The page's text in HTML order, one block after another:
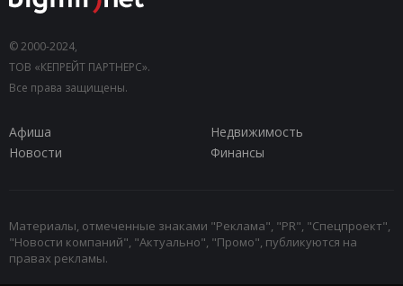
© 2000-2024,
ТОВ «КЕПРЕЙТ ПАРТНЕРС».
Все права защищены.
Афиша
Недвижимость
Новости
Финансы
Материалы, отмеченные знаками "Реклама", "PR", "Спецпроект",
"Новости компаний", "Актуально", "Промо", публикуются на
правах рекламы.